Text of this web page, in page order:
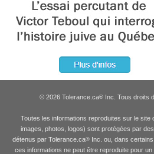
© 2026 Tolerance.ca®Inc. Tous droits
Toutes les informations reproduites sur le site
images, photos, logos) sont protégées par
détenus par Tolerance.ca® Inc. ou, dans
ces informations ne peut être reproduite pour